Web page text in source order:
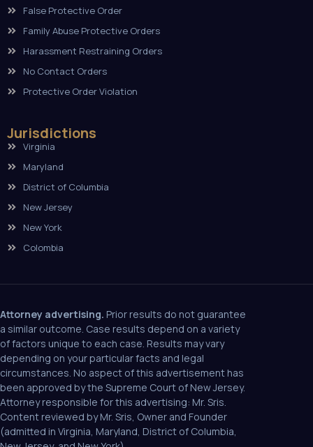
False Protective Order
Family Abuse Protective Orders
Harassment Restraining Orders
No Contact Orders
Protective Order Violation
Jurisdictions
Virginia
Maryland
District of Columbia
New Jersey
New York
Colombia
Attorney advertising. Prior results do not guarantee
a similar outcome. Case results depend on a variety
of factors unique to each case. Results may vary
depending on your particular facts and legal
circumstances. No aspect of this advertisement has
been approved by the Supreme Court of New Jersey.
Attorney responsible for this advertising: Mr. Sris.
Content reviewed by Mr. Sris, Owner and Founder
(admitted in Virginia, Maryland, District of Columbia,